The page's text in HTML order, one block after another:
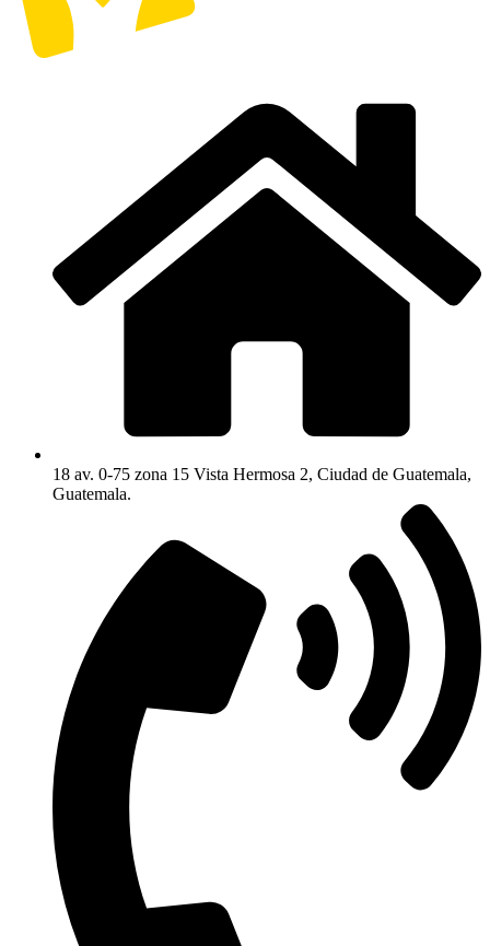
18 av. 0-75 zona 15 Vista Hermosa 2, Ciudad de Guatemala,
Guatemala.